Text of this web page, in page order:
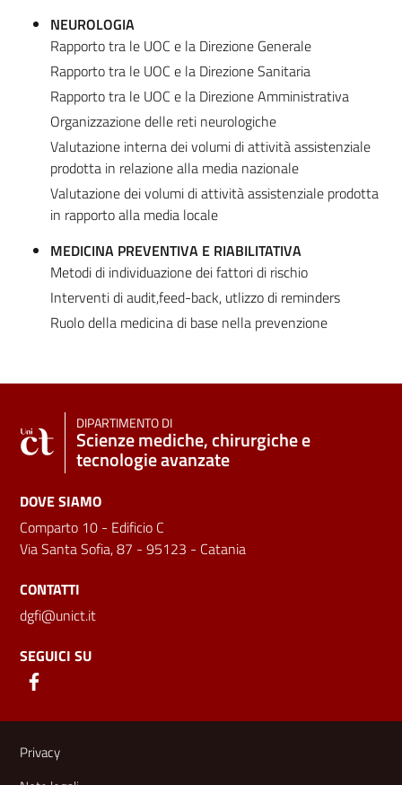
NEUROLOGIA
Rapporto tra le UOC e la Direzione Generale
Rapporto tra le UOC e la Direzione Sanitaria
Rapporto tra le UOC e la Direzione Amministrativa
Organizzazione delle reti neurologiche
Valutazione interna dei volumi di attività assistenziale
prodotta in relazione alla media nazionale
Valutazione dei volumi di attività assistenziale prodotta
in rapporto alla media locale
MEDICINA PREVENTIVA E RIABILITATIVA
Metodi di individuazione dei fattori di rischio
Interventi di audit,feed-back, utlizzo di reminders
Ruolo della medicina di base nella prevenzione
DIPARTIMENTO DI
Scienze mediche, chirurgiche e
tecnologie avanzate
DOVE SIAMO
Comparto 10 - Edificio C
Via Santa Sofia, 87 - 95123 - Catania
CONTATTI
dgfi@unict.it
SEGUICI SU
Link e informazioni utili
Privacy